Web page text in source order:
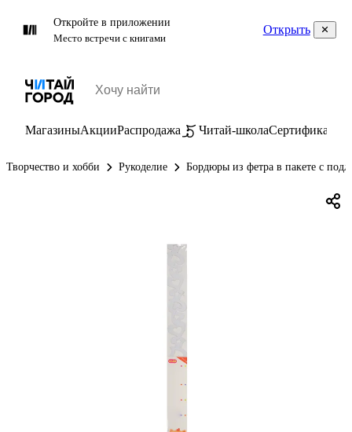
Откройте в приложении
Место встречи с книгами
Открыть
МагазиныАкцииРаспродажа Читай-школаСертификаты
Творчество и хобби Рукоделие Бордюры из фетра в пакете с